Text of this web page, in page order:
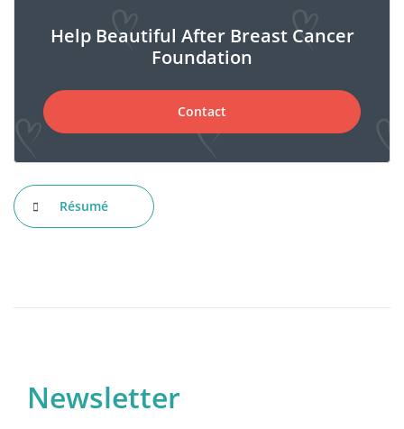
Help Beautiful After Breast Cancer
Foundation
Contact
Résumé
Newsletter